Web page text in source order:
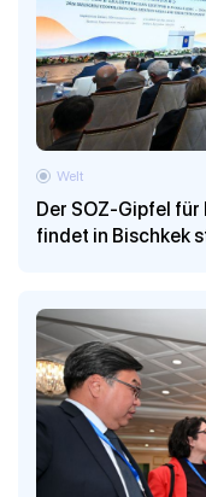
Der SOZ-Gipfel
findet in Bischkek
Welt